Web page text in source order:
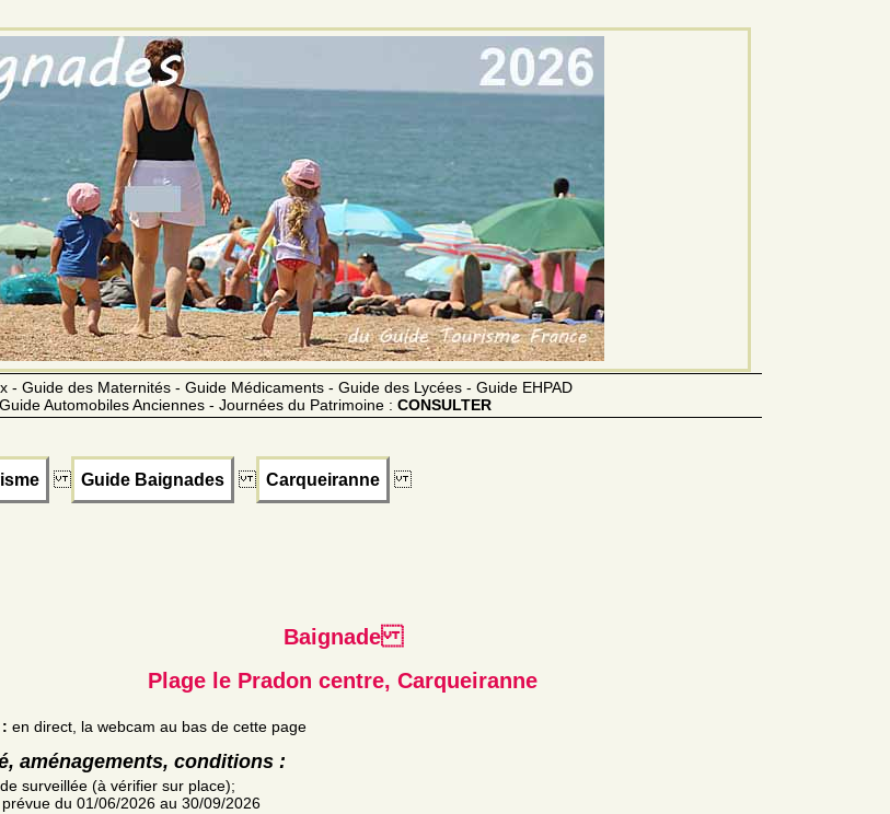
Guide des Maternités - Guide Médicaments - Guide des Lycées - Guide EHPAD
Automobiles Anciennes - Journées du Patrimoine : CONSULTER
Guide Baignades Carqueiranne
Baignade
Plage le Pradon centre, Carqueiranne
en direct, la webcam au bas de cette page
aménagements, conditions :
surveillée (à vérifier sur place);
du 01/06/2026 au 30/09/2026